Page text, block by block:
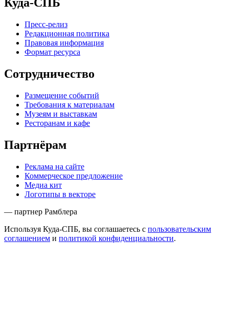
Пресс-релиз
Редакционная политика
Правовая информация
Формат ресурса
Сотрудничество
Размещение событий
Требования к материалам
Музеям и выставкам
Ресторанам и кафе
Партнёрам
Реклама на сайте
Коммерческое предложение
Медиа кит
Логотипы в векторе
— партнер Рамблера
Используя Куда-СПБ, вы соглашаетесь с пользовательским
соглашением и политикой конфиденциальности.